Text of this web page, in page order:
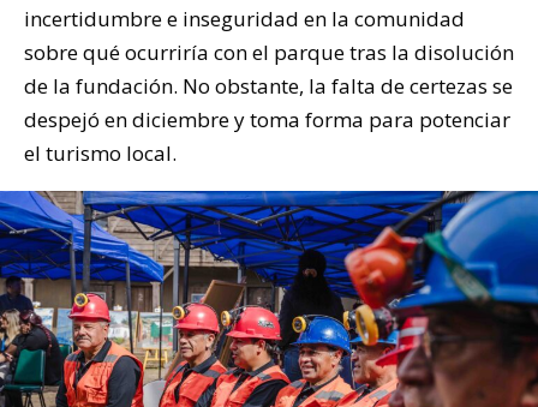
incertidumbre e inseguridad en la comunidad
sobre qué ocurriría con el parque tras la disolución
de la fundación. No obstante, la falta de certezas se
despejó en diciembre y toma forma para potenciar
el turismo local.